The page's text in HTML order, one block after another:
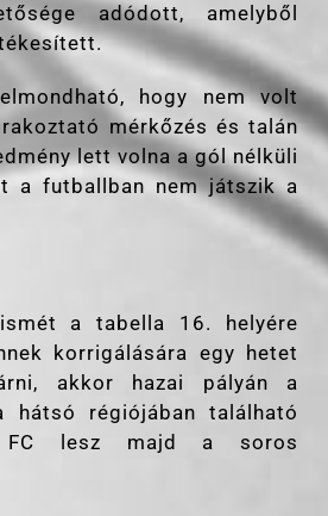
adódott, amelyből
hogy nem volt
mérkőzés és talán
lett volna a gól nélküli
a futballban nem játszik a
a tabella 16. helyére
korrigálására egy hetet
akkor hazai pályán a
hátsó régiójában található
FC lesz majd a soros